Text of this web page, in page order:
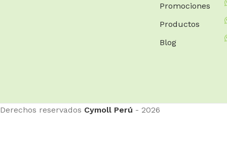
Promociones
Productos
Blog
Derechos reservados Cymoll Perú - 2026